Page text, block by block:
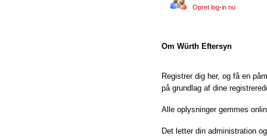
Opret log-in nu
Om Würth Eftersyn
Registrer dig her, og få en
på grundlag af dine
Alle oplysninger gemmes
Det letter din administration